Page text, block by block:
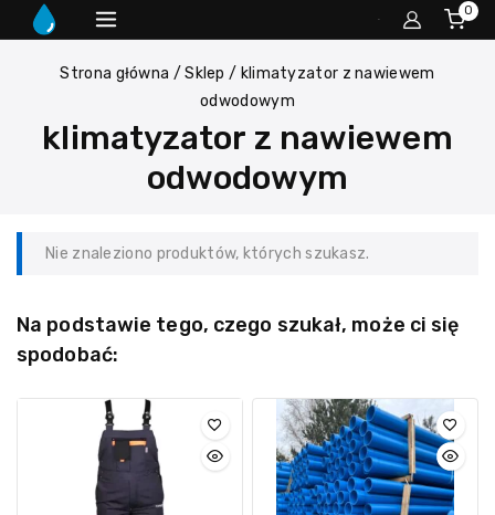
0
Strona główna / Sklep / klimatyzator z nawiewem
odwodowym
klimatyzator z nawiewem
odwodowym
Nie znaleziono produktów, których szukasz.
Na podstawie tego, czego szukał, może ci się
spodobać: